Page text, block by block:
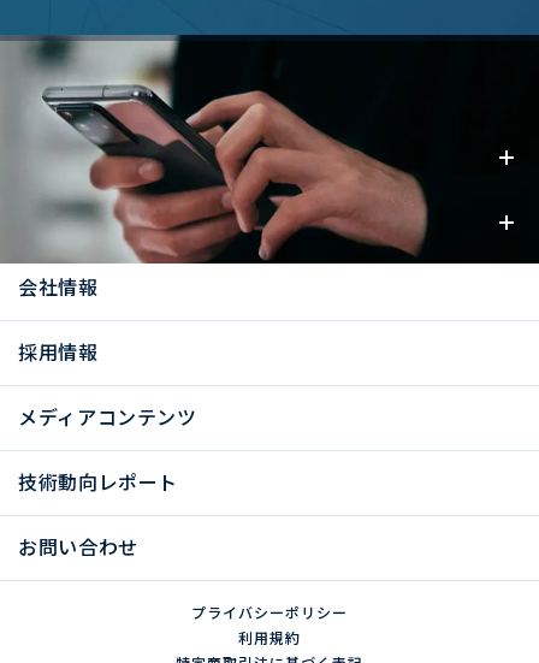
事業内容
お知らせ
会社情報
採用情報
メディアコンテンツ
技術動向レポート
お問い合わせ
プライバシーポリシー
利用規約